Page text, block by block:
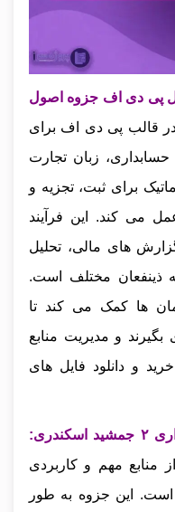
پی دی اف جزوه اصول
در قالب پی دی اف برای
زبان تجارت
برای ثبت، تجزیه و
می‌ کند. این فرآیند
های مالی، تحلیل
ذینفعان مختلف است.
ها کمک می‌ کند تا
بگیرند و مدیریت منابع
و دانلود فایل های
:
۲” یکی از منابع مهم و کاربردی
است. این جزوه به‌ طور